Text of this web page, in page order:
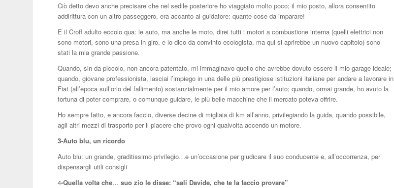
Ciò detto devo anche precisare che nel sedile posteriore ho viaggiato molto poco; il mio posto, allora consentito
addirittura con un altro passeggero, era accanto al guidatore: quante cose da imparare!
E il Croff adulto eccolo qua: le auto, ma anche le moto, direi tutti i motori a combustione interna (quelli elettrici non
sono motori, sono una presa in giro, e lo dico da convinto ecologista, ma qui si aprirebbe un nuovo capitolo) sono
stati la mia grande passione.
Quando, sin da piccolo, non ancora patentato, mi immaginavo quello che avrebbe dovuto essere il mio garage ideale;
quando, giovane professionista, lasciai l’impiego in una delle più prestigiose istituzioni italiane per andare a lavorare in
Fiat (all’epoca sull’orlo del fallimento) sostanzialmente per il mio amore per l’auto; quando, ormai grande, ho avuto la
fortuna di poter comprare, o comunque guidare, le più belle macchine che il mercato poteva offrire.
Ho sempre fatto, e ancora faccio, diverse decine di migliaia di km all’anno, privilegiando la guida, quando possibile,
agli altri mezzi di trasporto per il piacere che provo ogni qualvolta accendo un motore.
3-Auto blu, un ricordo
Auto blu: un grande, graditissimo privilegio…e un’occasione per giudicare il suo conducente e, all’occorrenza, per
dispensargli utili consigli
4-Quella volta che… suo zio le disse: “sali Davide, che te la faccio provare”